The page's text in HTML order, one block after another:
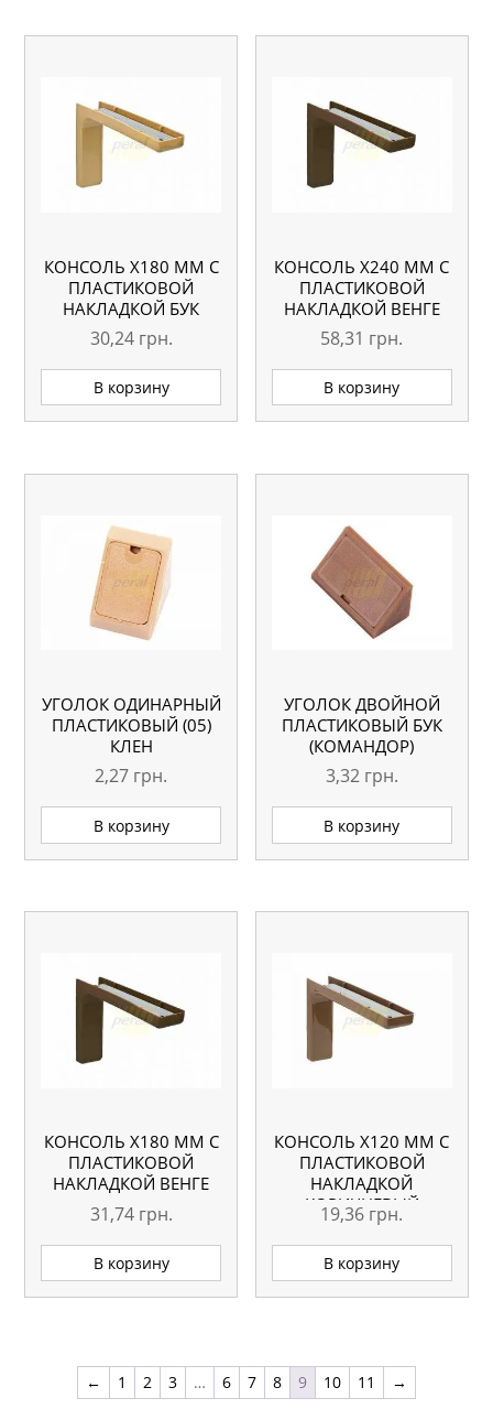
КОНСОЛЬ Х180 ММ С
ПЛАСТИКОВОЙ
НАКЛАДКОЙ БУК
30,24 грн.
В корзину
КОНСОЛЬ Х240 ММ С
ПЛАСТИКОВОЙ
НАКЛАДКОЙ ВЕНГЕ
58,31 грн.
В корзину
УГОЛОК ОДИНАРНЫЙ
ПЛАСТИКОВЫЙ (05)
КЛЕН
2,27 грн.
В корзину
УГОЛОК ДВОЙНОЙ
ПЛАСТИКОВЫЙ БУК
(КОМАНДОР)
3,32 грн.
В корзину
КОНСОЛЬ Х180 ММ С
ПЛАСТИКОВОЙ
НАКЛАДКОЙ ВЕНГЕ
31,74 грн.
В корзину
КОНСОЛЬ Х120 ММ С
ПЛАСТИКОВОЙ
НАКЛАДКОЙ
КОРИЧНЕВЫЙ
19,36 грн.
В корзину
← 1 2 3 … 6 7 8 9 10 11 →